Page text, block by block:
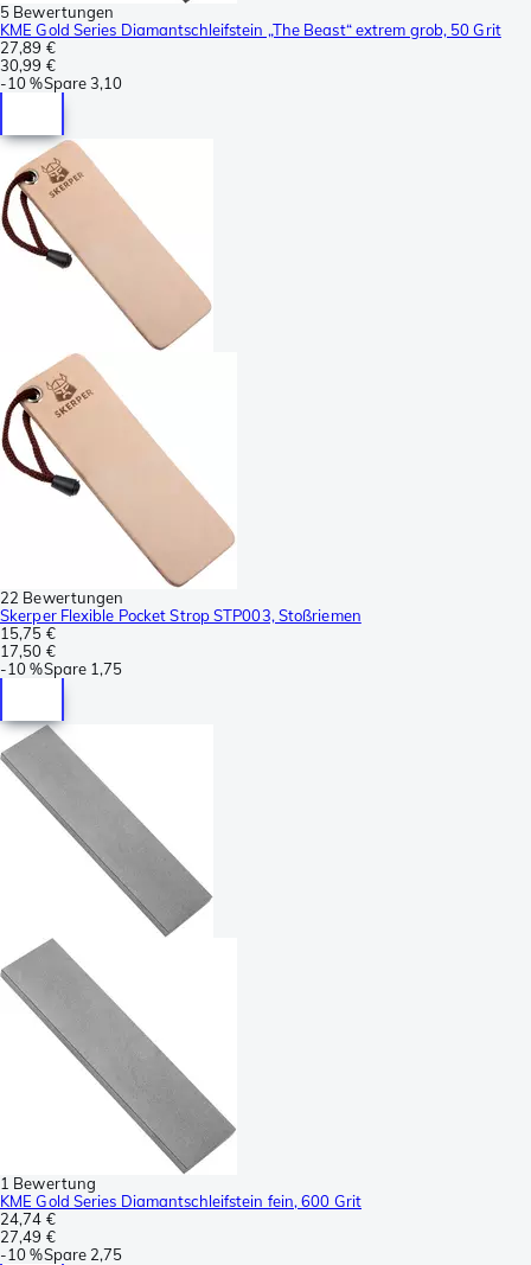
5 Bewertungen
KME Gold Series Diamantschleifstein „The Beast“ extrem grob, 50 Grit
27,89 €
30,99 €
-10 %Spare3,10
22 Bewertungen
Skerper Flexible Pocket Strop STP003, Stoßriemen
15,75 €
17,50 €
-10 %Spare 1,75
1 Bewertung
KME Gold Series Diamantschleifstein fein, 600 Grit
24,74 €
27,49 €
-10 %Spare 2,75